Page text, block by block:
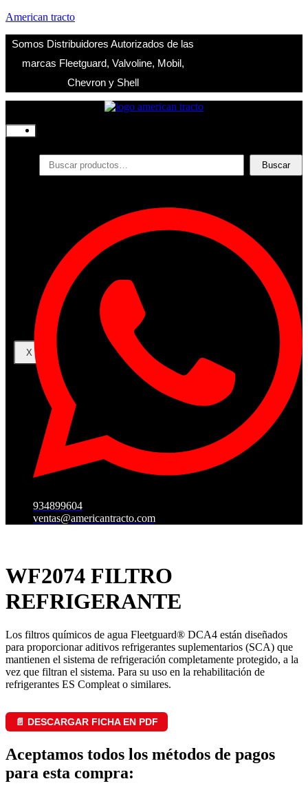
American tracto
Somos Distribuidores Autorizados de las
marcas Fleetguard, Valvoline, Mobil,
Chevron y Shell
Productos
Filtros
Contacto
Acceder
Iniciar Sesion
Registro
Restablecer la contraseña
X
Buscar
934899604
ventas@americantracto.com
WF2074 FILTRO
REFRIGERANTE
Los filtros químicos de agua Fleetguard® DCA4 están diseñados
para proporcionar aditivos refrigerantes suplementarios (SCA) que
mantienen el sistema de refrigeración completamente protegido, a la
vez que filtran el sistema. Para su uso en la rehabilitación de
refrigerantes ES Compleat o similares.
📄 DESCARGAR FICHA EN PDF
Aceptamos todos los métodos de pagos
para esta compra: